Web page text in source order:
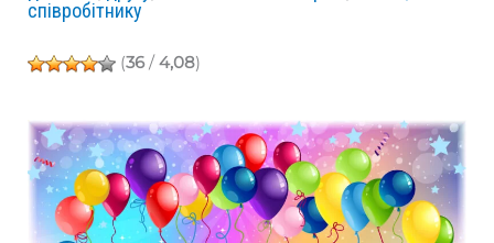
співробітнику
(36/ 4,08)